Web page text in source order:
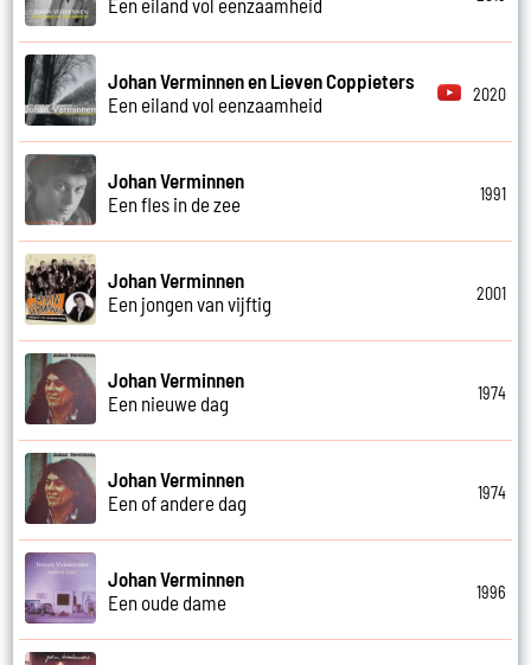
Johan Verminnen en Lieven Coppieters
Een eiland vol eenzaamheid
2020
Johan Verminnen
Een fles in de zee
1991
Johan Verminnen
Een jongen van vijftig
2001
Johan Verminnen
Een nieuwe dag
1974
Johan Verminnen
Een of andere dag
1974
Johan Verminnen
Een oude dame
1996